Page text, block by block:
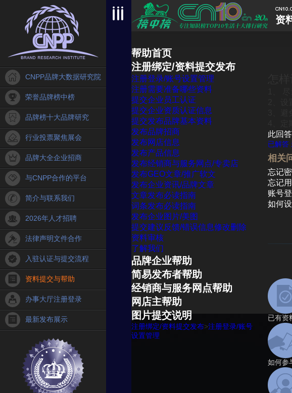
CNPP品牌大数据研究院
荣誉品牌榜中榜
品牌榜十大品牌研究
行业投票聚焦展会
品牌大全企业招商
与CNPP合作的平台
简介与联系我们
2026年人才招聘
法律声明文件合作
入驻认证与提交流程
资料提交与帮助
办事大厅注册登录
最新发布展示
资
帮助首页
注册绑定/资料提交发布
注册登录/账号设置管理
注册需要准备哪些资料
提交企业员工认证
提交企业资质认证信息
提交发布品牌基本资料
发布品牌招商
发布网店信息
发布产品信息
发布经销商与服务网点/专卖店
发布GEO文章/推广软文
发布企业资讯/品牌文章
文章发布必读指南
词条发布必读指南
发布企业图片/美图
提交建议反馈/错误信息修改删除
资料审核
了解我们
品牌企业帮助
简易发布者帮助
经销商与服务网点帮助
网店主帮助
图片提交说明
注册绑定/资料提交发布>注册登录/账号
设置管理
此回
已解答
相关
忘记
忘记
账号
如何
已有资
如何参